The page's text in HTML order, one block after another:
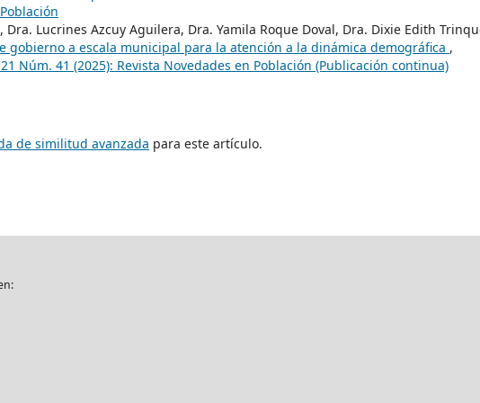
Dra. Lucrines Azcuy Aguilera, Dra. Yamila Roque Doval, Dra. Dixie Edith
gobierno a escala municipal para la atención a la dinámica demográfica ,
Núm. 41 (2025): Revista Novedades en Población (Publicación continua)
de similitud avanzada para este artículo.